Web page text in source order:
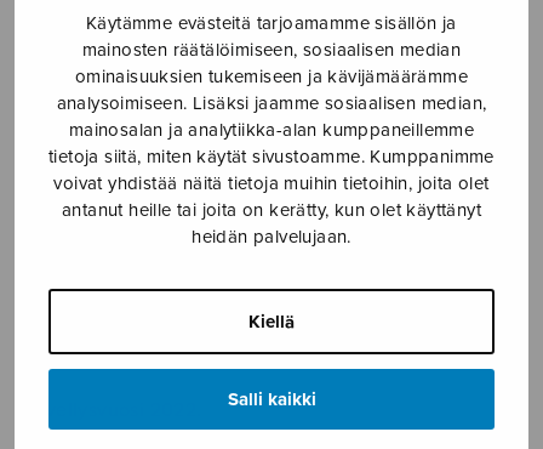
Käytämme evästeitä tarjoamamme sisällön ja
mainosten räätälöimiseen, sosiaalisen median
ominaisuuksien tukemiseen ja kävijämäärämme
analysoimiseen. Lisäksi jaamme sosiaalisen median,
mainosalan ja analytiikka-alan kumppaneillemme
tietoja siitä, miten käytät sivustoamme. Kumppanimme
voivat yhdistää näitä tietoja muihin tietoihin, joita olet
antanut heille tai joita on kerätty, kun olet käyttänyt
heidän palvelujaan.
Kiellä
Salli kaikki
Hakemus
NATOn
jäseneksi
määrä
LISÄÄ
OSTOSKORIIN
Tuotetunnus (SKU): S2917
KUVAUS
Polyteknikkojen Kuoron kannatusyhdistyksen lahja 122-
vuotiaalle PK:lle.